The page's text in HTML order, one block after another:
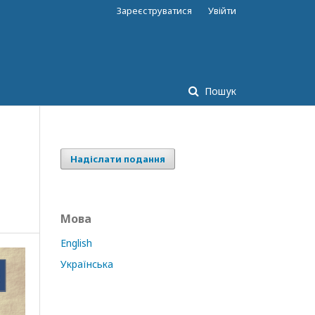
Пошук
Зареєструватися Увійти
Надіслати подання
Мова
English
Українська